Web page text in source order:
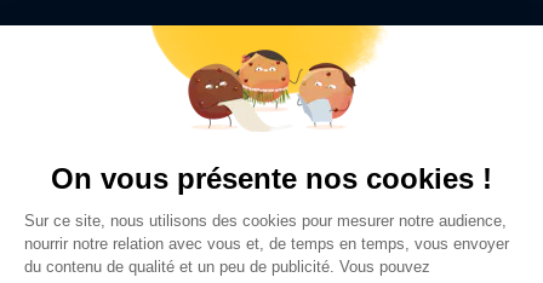
Accessibilité : non conforme
Mentions légales et Crédits
Politique de confidentialité